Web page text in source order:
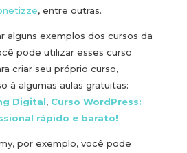
, entre outras.
alguns exemplos dos cursos da
pode utilizar esses curso
criar seu próprio curso,
à algumas aulas gratuitas:
Digital, Curso WordPress:
rápido e barato!
por exemplo, você pode